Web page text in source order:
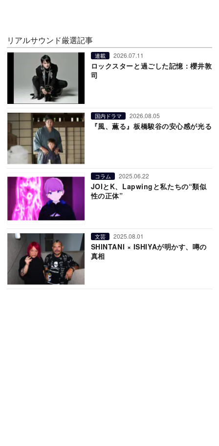
リアルサウンド厳選記事
連載 2026.07.11
ロックスターと過ごした記憶：櫻井敦
司
国内ドラマ 2026.08.05
『風、薫る』板橋駿谷の安心感が光る
コラム 2025.06.22
JOIとK、Lapwingと私たちの“類似
性の正体”
文芸 2025.08.01
SHINTANI × ISHIYAが明かす、噂の
真相